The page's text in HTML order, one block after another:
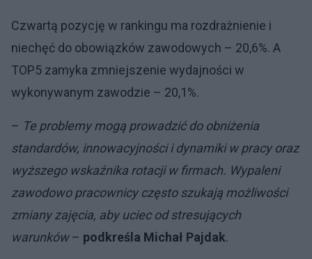
Czwartą pozycję w rankingu ma rozdrażnienie i
niechęć do obowiązków zawodowych – 20,6%. A
TOP5 zamyka zmniejszenie wydajności w
wykonywanym zawodzie – 20,1%.
– Te problemy mogą prowadzić do obniżenia
standardów, innowacyjności i dynamiki w pracy oraz
wyższego wskaźnika rotacji w firmach. Wypaleni
zawodowo pracownicy często szukają możliwości
zmiany zajęcia, aby uciec od stresujących
warunków– podkreśla Michał Pajdak.